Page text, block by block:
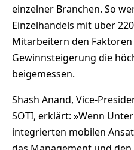
einzelner Branchen. So
Einzelhandels mit über
Mitarbeitern den
Gewinnsteigerung die
beigemessen.
Shash Anand, Vice-
SOTI, erklärt: »Wenn
integrierten mobilen